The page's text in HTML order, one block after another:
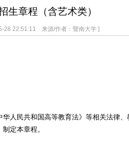
生章程（含艺术类）
28 22:51:11 来源/作者：暨南大学 ]
人民共和国高等教育法》等相关法律、
定本章程。